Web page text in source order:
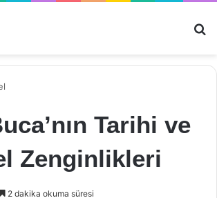
Tarihi ve
Zenginlikleri
2 dakika okuma süresi